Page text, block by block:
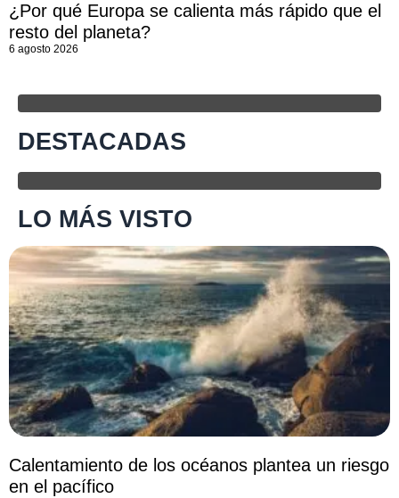
¿Por qué Europa se calienta más rápido que el
resto del planeta?
6 agosto 2026
DESTACADAS
LO MÁS VISTO
Calentamiento de los océanos plantea un riesgo
en el pacífico